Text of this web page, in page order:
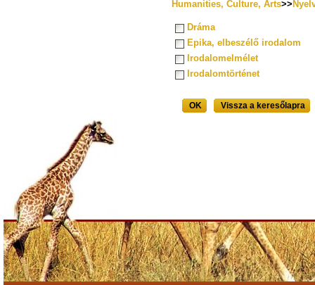
Humanities, Culture, Arts>>
Dráma
Epika, elbeszélő irodalom
Irodalomelmélet
Irodalomtörténet
OK Vissza a keresőlapra